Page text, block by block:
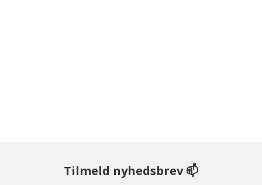
Tilmeld nyhedsbrev 📫